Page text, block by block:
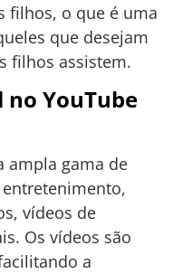
filhos, o que é uma
que desejam
filhos assistem.
YouTube
ampla gama de
entretenimento,
vídeos de
Os vídeos são
a